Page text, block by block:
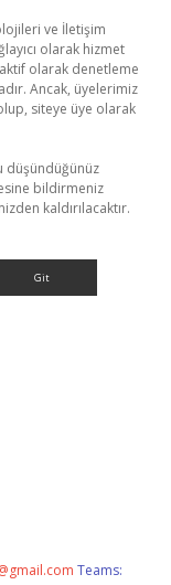
ve İletişim
olarak hizmet
olarak denetleme
Ancak, üyelerimiz
siteye üye olarak
düşündüğünüz
bildirmeniz
kaldırılacaktır.
Teams: